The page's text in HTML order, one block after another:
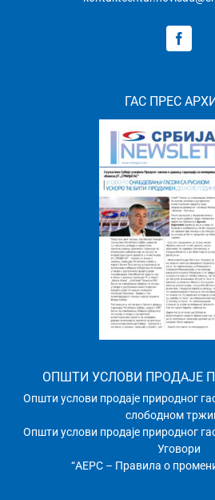
ГАС ПРЕС
ОПШТИ УСЛОВИ ПРОДАЈЕ
Општи услови продаје природног
слободном
Општи услови продаје природног
Уговори
“АЕРС – Правила о